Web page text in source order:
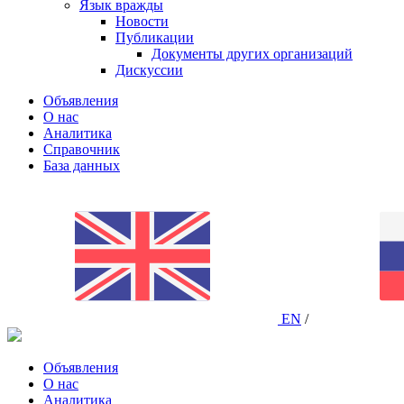
Язык вражды
Новости
Публикации
Документы других организаций
Дискуссии
Объявления
О нас
Аналитика
Справочник
База данных
EN /
Объявления
О нас
Аналитика